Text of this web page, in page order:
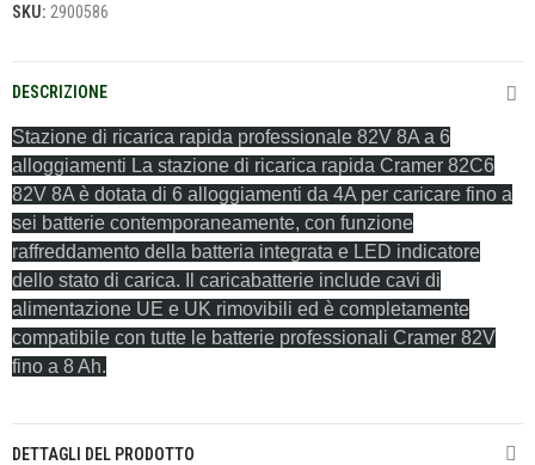
SKU: 2900586
DESCRIZIONE
Stazione di ricarica rapida professionale 82V 8A a 6
alloggiamenti La stazione di ricarica rapida Cramer 82C6
82V 8A è dotata di 6 alloggiamenti da 4A per caricare fino a
sei batterie contemporaneamente, con funzione
raffreddamento della batteria integrata e LED indicatore
dello stato di carica. Il caricabatterie include cavi di
alimentazione UE e UK rimovibili ed è completamente
compatibile con tutte le batterie professionali Cramer 82V
fino a 8 Ah.
DETTAGLI DEL PRODOTTO